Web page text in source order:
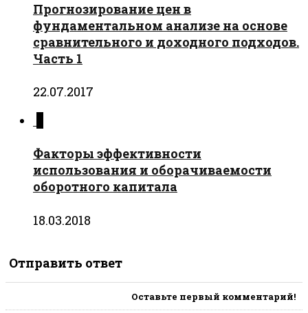
Прогнозирование цен в
фундаментальном анализе на основе
сравнительного и доходного подходов.
Часть 1
22.07.2017
Факторы эффективности
использования и оборачиваемости
оборотного капитала
18.03.2018
Отправить ответ
Оставьте первый комментарий!